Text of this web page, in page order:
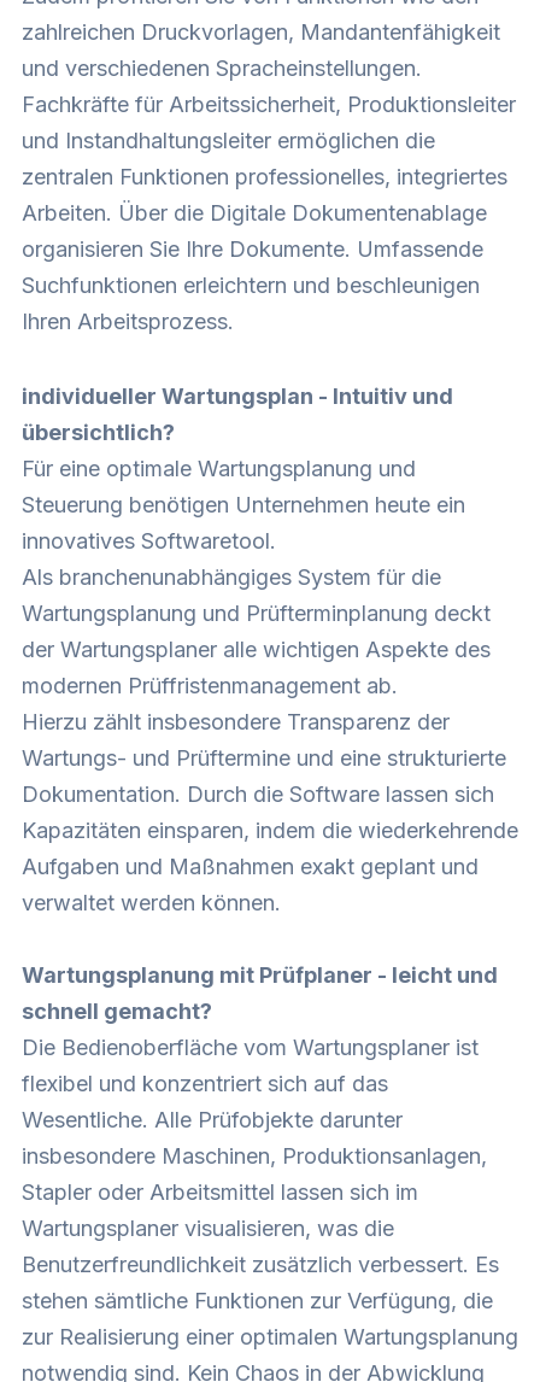
zahlreichen Druckvorlagen, Mandantenfähigkeit
und verschiedenen Spracheinstellungen.
Fachkräfte für Arbeitssicherheit, Produktionsleiter
und Instandhaltungsleiter ermöglichen die
zentralen Funktionen professionelles, integriertes
Arbeiten. Über die Digitale Dokumentenablage
organisieren Sie Ihre Dokumente. Umfassende
Suchfunktionen erleichtern und beschleunigen
Ihren Arbeitsprozess.
individueller Wartungsplan - Intuitiv und
übersichtlich?
Für eine optimale Wartungsplanung und
Steuerung benötigen Unternehmen heute ein
innovatives Softwaretool.
Als branchenunabhängiges System für die
Wartungsplanung und Prüfterminplanung deckt
der Wartungsplaner alle wichtigen Aspekte des
modernen Prüffristenmanagement ab.
Hierzu zählt insbesondere Transparenz der
Wartungs- und Prüftermine und eine strukturierte
Dokumentation. Durch die Software lassen sich
Kapazitäten einsparen, indem die wiederkehrende
Aufgaben und Maßnahmen exakt geplant und
verwaltet werden können.
Wartungsplanung mit Prüfplaner - leicht und
schnell gemacht?
Die Bedienoberfläche vom Wartungsplaner ist
flexibel und konzentriert sich auf das
Wesentliche. Alle Prüfobjekte darunter
insbesondere Maschinen, Produktionsanlagen,
Stapler oder Arbeitsmittel lassen sich im
Wartungsplaner visualisieren, was die
Benutzerfreundlichkeit zusätzlich verbessert. Es
stehen sämtliche Funktionen zur Verfügung, die
zur Realisierung einer optimalen Wartungsplanung
notwendig sind. Kein Chaos in der Abwicklung